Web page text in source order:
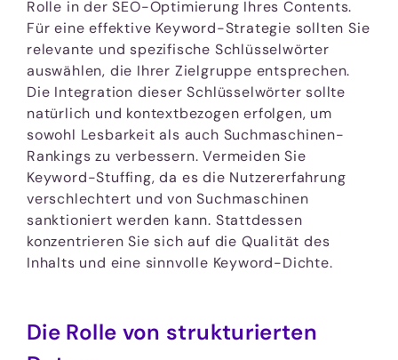
Rolle in der SEO-Optimierung Ihres Contents.
Für eine effektive Keyword-Strategie sollten Sie
relevante und spezifische Schlüsselwörter
auswählen, die Ihrer Zielgruppe entsprechen.
Die Integration dieser Schlüsselwörter sollte
natürlich und kontextbezogen erfolgen, um
sowohl Lesbarkeit als auch Suchmaschinen-
Rankings zu verbessern. Vermeiden Sie
Keyword-Stuffing, da es die Nutzererfahrung
verschlechtert und von Suchmaschinen
sanktioniert werden kann. Stattdessen
konzentrieren Sie sich auf die Qualität des
Inhalts und eine sinnvolle Keyword-Dichte.
Die Rolle von strukturierten